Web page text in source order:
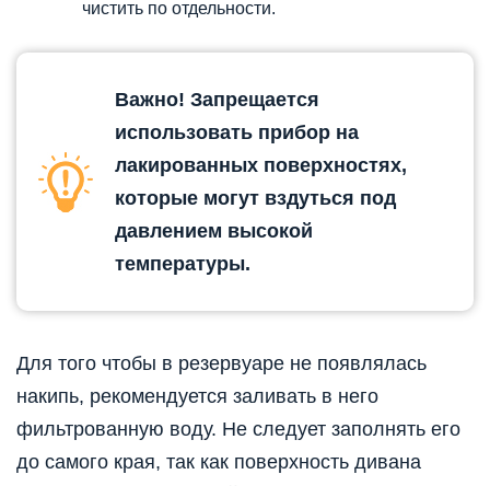
чистить по отдельности.
Важно! Запрещается
использовать прибор на
лакированных поверхностях,
которые могут вздуться под
давлением высокой
температуры.
Для того чтобы в резервуаре не появлялась
накипь, рекомендуется заливать в него
фильтрованную воду. Не следует заполнять его
до самого края, так как поверхность дивана